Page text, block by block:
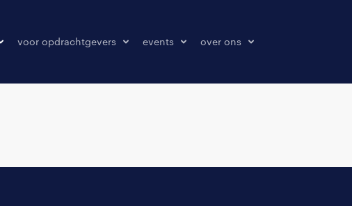
voor opdrachtgevers events over ons